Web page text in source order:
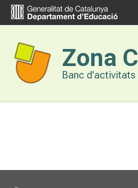
Vés
Zona
Banc